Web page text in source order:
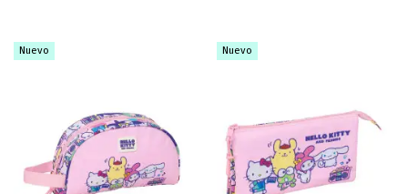
Nuevo Nuevo